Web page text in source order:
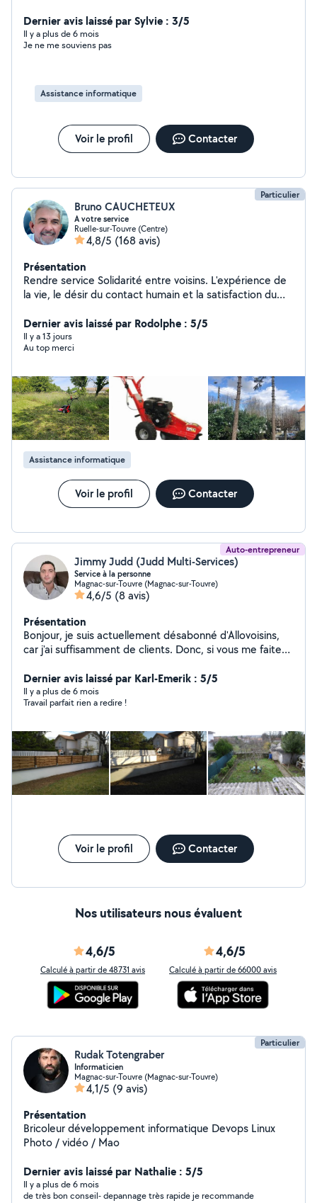
Dernier avis laissé par Sylvie : 3/5
Il y a plus de 6 mois
Je ne me souviens pas
Assistance informatique
Voir le profil Contacter
Particulier
Bruno CAUCHETEUX
A votre service
Ruelle-sur-Touvre (Centre)
4,8/5 (168 avis)
Présentation
Rendre service Solidarité entre voisins. L'expérience de
la vie, le désir du contact humain et la satisfaction du
dire gratuité.....
Dernier avis laissé par Rodolphe : 5/5
Il y a 13 jours
Au top merci
Assistance informatique
Voir le profil Contacter
Auto-entrepreneur
Jimmy Judd (Judd Multi-Services)
Service à la personne
Magnac-sur-Touvre (Magnac-sur-Touvre)
4,6/5 (8 avis)
Présentation
Bonjour, je suis actuellement désabonné d'Allovoisins,
car j'ai suffisamment de clients. Donc, si vous me faites
sur le site. Cordialement, Monsieur Judd.
Dernier avis laissé par Karl-Emerik : 5/5
Il y a plus de 6 mois
Travail parfait rien a redire !
Voir le profil Contacter
Nos utilisateurs nous évaluent
4,6/5
Calculé à partir de 48731 avis
4,6/5
Calculé à partir de 66000 avis
Particulier
Rudak Totengraber
Informaticien
Magnac-sur-Touvre (Magnac-sur-Touvre)
4,1/5 (9 avis)
Présentation
Bricoleur développement informatique Devops Linux
Photo / vidéo / Mao
Dernier avis laissé par Nathalie : 5/5
Il y a plus de 6 mois
de très bon conseil- depannage très rapide je recommande